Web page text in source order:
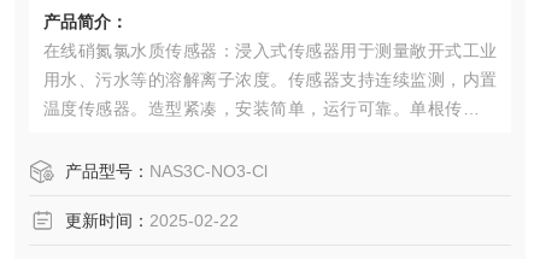
产品简介：
在线硝氮氯水质传感器：浸入式传感器用于测量敞开式工业
用水、污水等的溶解离子浓度。传感器支持连续监测，内置
温度传感器。造型紧凑，安装简单，运行可靠。单根传感器
护，支持三种电极同时测量，支持离子间互相补偿。
业。
产品型号： NAS3C-NO3-Cl
更新时间： 2025-02-22